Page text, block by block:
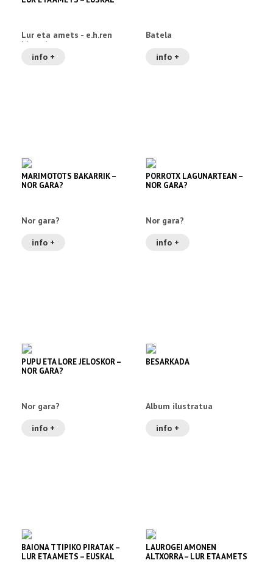
Lur eta amets - e.h.ren
historia
info +
Batela
info +
MARIMOTOTS BAKARRIK –
NOR GARA?
Nor gara?
info +
PORROTX LAGUNARTEAN –
NOR GARA?
Nor gara?
info +
PUPU ETA LORE JELOSKOR –
NOR GARA?
Nor gara?
info +
BESARKADA
Album ilustratua
info +
BAIONA TTIPIKO PIRATAK –
LUR ETA AMETS – EUSKAL
LAUROGEI AMONEN
ALTXORRA – LUR ETA AMETS